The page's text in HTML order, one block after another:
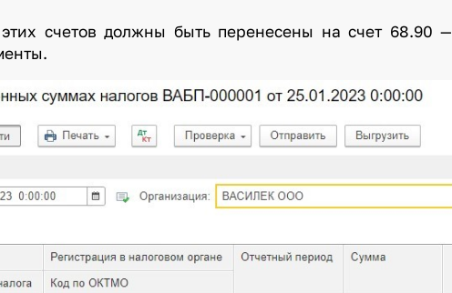
счетов должны быть перенесены на счет 68.90 —